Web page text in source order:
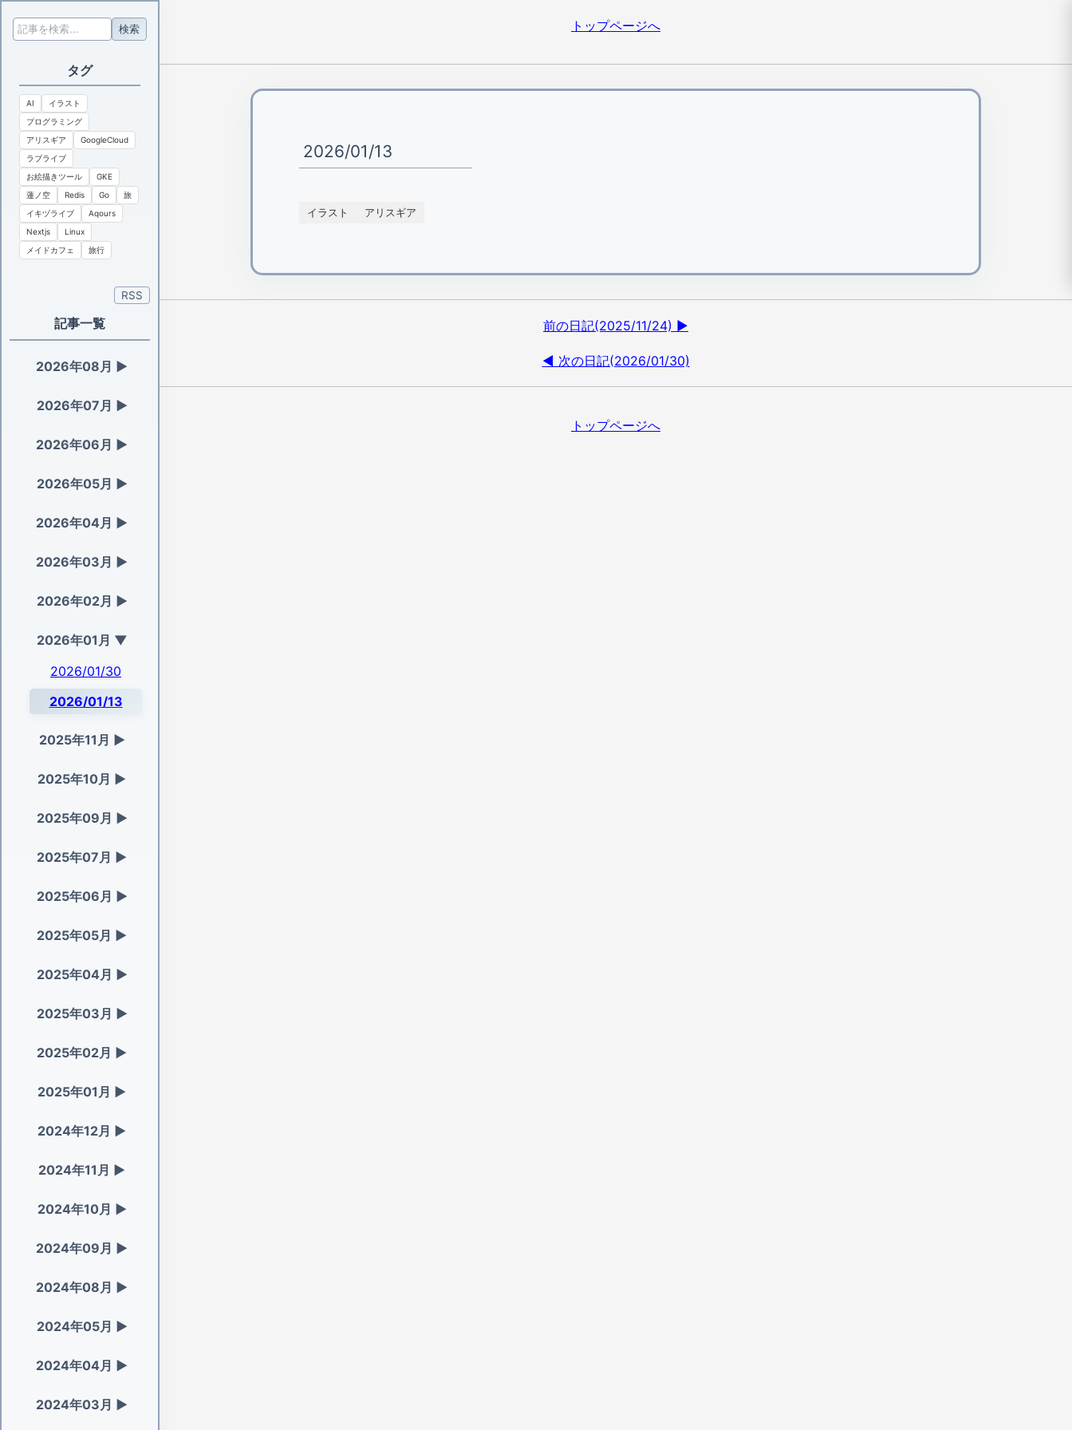
トップページへ
2026/01/13
イラスト アリスギア
前の日記(2025/11/24) ▶
◀ 次の日記(2026/01/30)
トップページへ
検索
タグ
AI
イラスト
プログラミング
アリスギア
GoogleCloud
ラブライブ
お絵描きツール
GKE
蓮ノ空
Redis Go
旅
イキヅライブ
Aqours
Nextjs
Linux
メイドカフェ
旅行
RSS
記事一覧
2026年08月 ▶
2026年07月 ▶
2026年06月 ▶
2026年05月 ▶
2026年04月 ▶
2026年03月 ▶
2026年02月 ▶
2026年01月 ▼
2026/01/30
2026/01/13
2025年11月 ▶
2025年10月 ▶
2025年09月 ▶
2025年07月 ▶
2025年06月 ▶
2025年05月 ▶
2025年04月 ▶
2025年03月 ▶
2025年02月 ▶
2025年01月 ▶
2024年12月 ▶
2024年11月 ▶
2024年10月 ▶
2024年09月 ▶
2024年08月 ▶
2024年05月 ▶
2024年04月 ▶
2024年03月 ▶